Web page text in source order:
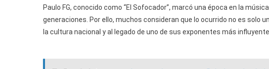
Paulo FG, conocido como “El Sofocador”, marcó una época en la
generaciones. Por ello, muchos consideran que lo ocurrido no es solo
la cultura nacional y al legado de uno de sus exponentes más